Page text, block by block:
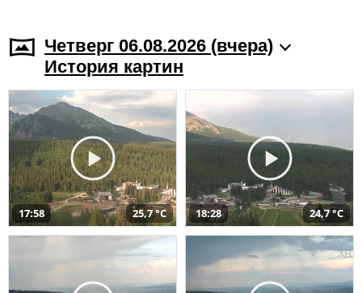
Четверг 06.08.2026 (вчера)
История картин
17:58 25,7 °C 18:28 24,7 °C